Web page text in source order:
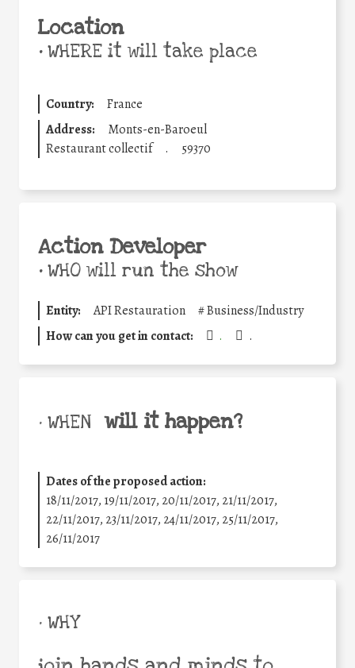
Location
•WHERE it will take place
Country:
France
Address:
Monts-en-Baroeul
Restaurant collectif
. 59370
Action Developer
•WHO will run the show
Entity: API Restauration #Business/Industry
How can you get in contact:
. .
• WHEN will it happen?
Dates of the proposed action:
18/11/2017, 19/11/2017, 20/11/2017, 21/11/2017,
22/11/2017, 23/11/2017, 24/11/2017, 25/11/2017,
26/11/2017
• WHY